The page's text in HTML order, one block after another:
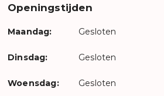
Openingstijden
Maandag: Gesloten
Dinsdag: Gesloten
Woensdag: Gesloten